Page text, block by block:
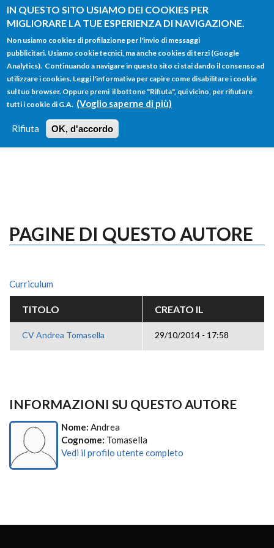
IN QUESTO SITO USIAMO DEI COOKIES PER
MIGLIORARE LA TUE ESPERIENZA DI NAVIGAZIONE.
Non usiamo cookies di profilazione per l'invio di messaggi
pubblicitari. Usiamo cookie tecnici, ma anche cookies di terzi (Google
Analytics). Continuando a navigare in questo sito ci stai dando il consenso ad
utilizzare i cookies. Leggi l'informativa per capire come disabilitare i cookie
sul tuo browser. Oppure premi il bottone "Rifiuta", qui vicino, per rifiutare
tutti i cookie di G.A. (Voglio saperne di più)
Rifiuta OK, d'accordo
Salta al contenuto principale
FORM
DI
RICERCA
Main menu
HOME TUTTI I PROFILI
LOGIN
PAGINE DI QUESTO AUTORE
Curriculum
TITOLO CREATO IL
CV Andrea Tomasella 29/10/2014 - 17:58
INFORMAZIONI SU QUESTO AUTORE
Nome: Andrea
Cognome: Tomasella
Vedi il profilo utente completo